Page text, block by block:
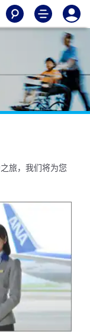
旅，我们将为您